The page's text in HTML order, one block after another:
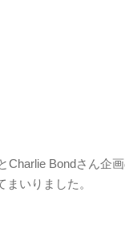
Bondさん企
いりました。